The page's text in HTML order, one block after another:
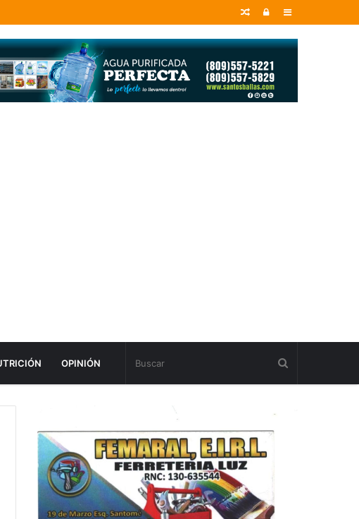
Sidebar
Entrar
Random
OPINIÓN